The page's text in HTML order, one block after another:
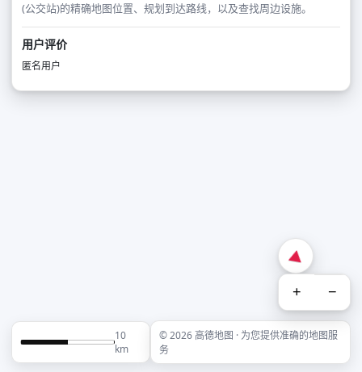
(公交站)的精确地图位置、规划到达路线，以及查找周边设施。
用户评价
匿名用户
+ −
10
km
© 2026 高德地图 · 为您提供准确的地图服
务